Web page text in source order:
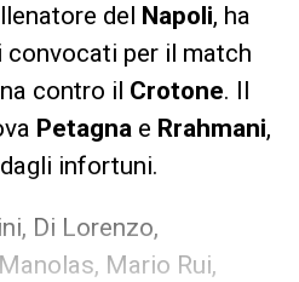
del Napoli, ha
per il match
contro il Crotone. Il
Petagna e Rrahmani,
infortuni.
Di Lorenzo,
Mario Rui,